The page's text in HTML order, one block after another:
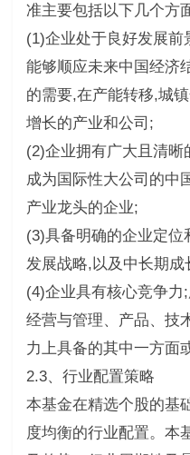
准主要包括以下几个方
(1)企业处于良好发展
能够顺应未来中国经济
的需要,在产能转移,城
增长的产业和公司;
(2)企业拥有广大且清
成为国际性大公司的中
产业龙头的企业;
(3)具备明确的企业定
发展战略,以及中长期成
(4)企业具有核心竞争
经营与管理、产品、技
力上具备的其中一方面
2.3、行业配置策略
本基金在精选个股的基
度均衡的行业配置。本